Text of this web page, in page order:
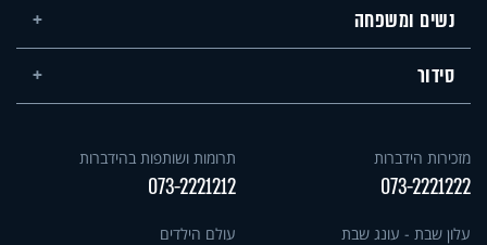
נשים ומשפחה
סידור
מזכירות הידברות
073-2221222
תרומות ושותפות בהידברות
073-2221212
עלון שבת - עונג שבת עולם הילדים